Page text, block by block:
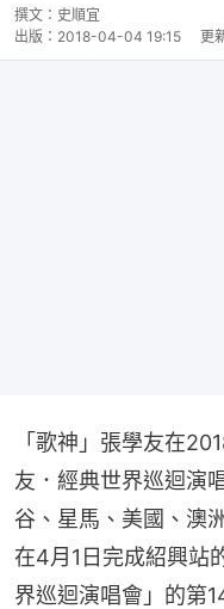
撰文： 史順宜
出版： 2018-04-04 19:15 更
「歌神」張學友在
友．經典世界巡迴演
谷、星馬、美國、澳
在4月1日完成紹興站
界巡迴演唱會」的第